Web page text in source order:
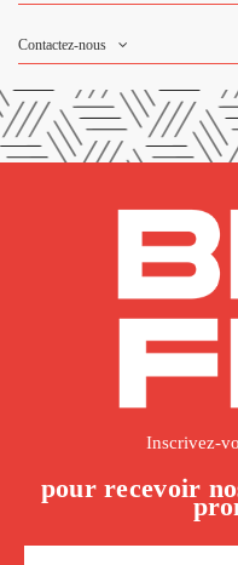
Contactez-nous
Inscrivez-
pour recevoir